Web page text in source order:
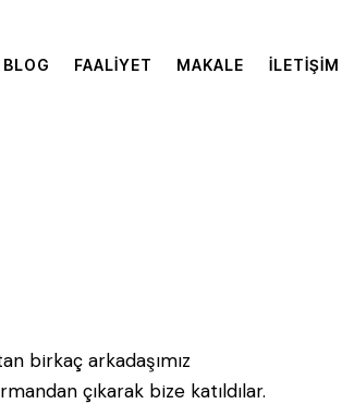
BLOG FAALIYET MAKALE İLETIŞIM
birkaç arkadaşımız
çıkarak bize katıldılar.